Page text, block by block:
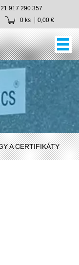
917 290 357
0 ks 0,00 €
A CERTIFIKÁTY